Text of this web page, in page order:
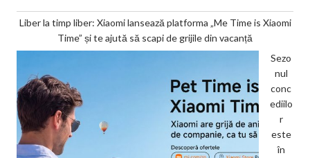
Liber la timp liber: Xiaomi lansează platforma „Me Time is Xiaomi
Time” și te ajută să scapi de grijile din vacanță
Sezo
nul
conc
ediilo
r
este
în